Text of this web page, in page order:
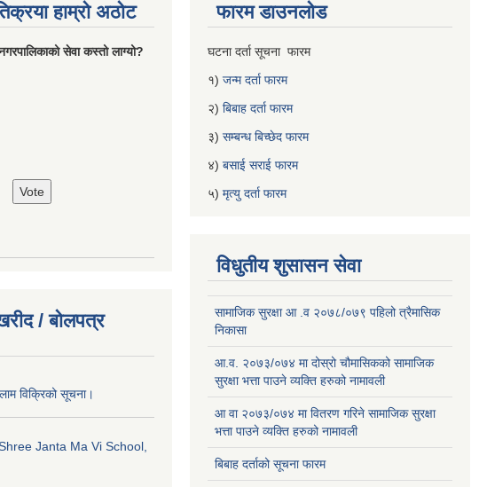
हाम्रो अठोट
सेवा कस्तो लाग्यो?
/ बोलपत्र
विक्रिको सूचना।
Janta Ma Vi School,
फारम डाउनलोड
घटना दर्ता सूचना फारम
१) जन्म दर्ता फारम
२) बिबाह दर्ता फारम
३) सम्बन्ध बिच्छेद फारम
४) बसाई सराई फारम
५) मृत्यु दर्ता फारम
विधुतीय शुसासन सेवा
सामाजिक सुरक्षा आ .व २०७८/०७९ पहिलो त्रैमासिक
निकासा
आ.व. २०७३/०७४ मा दोस्रो चौमासिकको सामाजिक
सुरक्षा भत्ता पाउने व्यक्ति हरुको नामावली
आ वा २०७३/०७४ मा वितरण गरिने सामाजिक सुरक्षा
भत्ता पाउने व्यक्ति हरुको नामावली
बिबाह दर्ताको सूचना फारम